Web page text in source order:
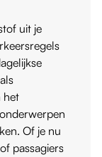
uit je
het
Of je nu
passagiers